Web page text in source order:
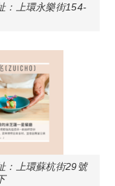
：上環永樂街154-
：上環蘇杭街29號